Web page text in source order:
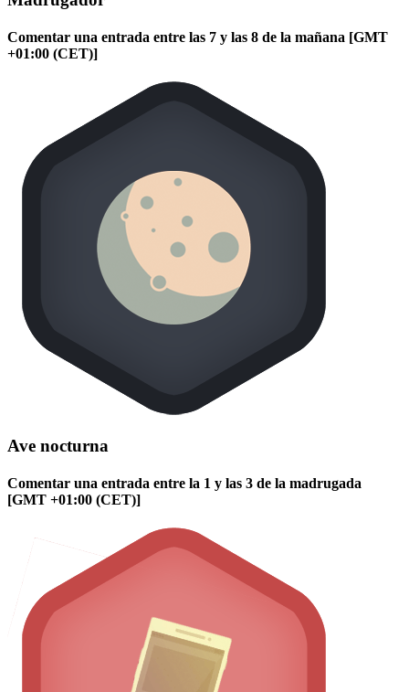
Comentar una entrada entre las 7 y las 8 de la mañana [GMT
+01:00 (CET)]
Ave nocturna
Comentar una entrada entre la 1 y las 3 de la madrugada
[GMT +01:00 (CET)]